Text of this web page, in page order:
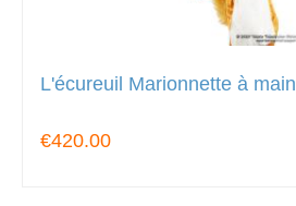
L'écureuil Marionnette à main
€420.00